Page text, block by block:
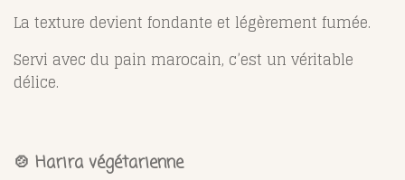
La texture devient fondante et légèrement fumée.
Servi avec du pain marocain, c’est un véritable
délice.
🍲 Harira végétarienne